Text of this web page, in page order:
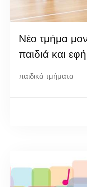
Νέο τμήμα
παιδιά και
παιδικά τμήματα